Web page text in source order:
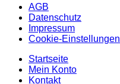
AGB
Datenschutz
Impressum
Cookie-Einstellungen
Startseite
Mein Konto
Kontakt